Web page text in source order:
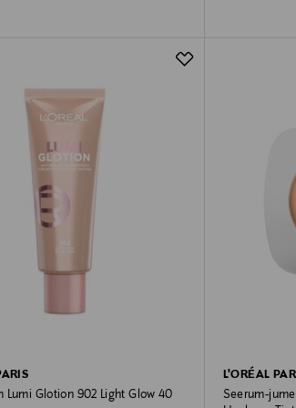
Lumi Glotion 902 Light Glow 40
L'ORÉAL
Seerum-